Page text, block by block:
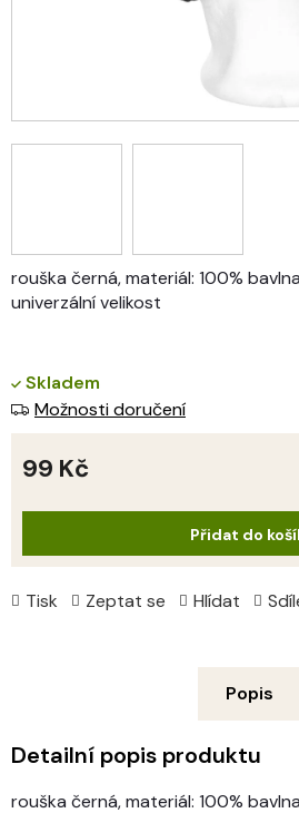
rouška černá, materiál: 100%
univerzální velikost
Tisk Zeptat se Hlídat
Skladem
Možnosti doručení
99 Kč
Přidat do
Popis
Detailní popis produktu
rouška černá, materiál: 100%